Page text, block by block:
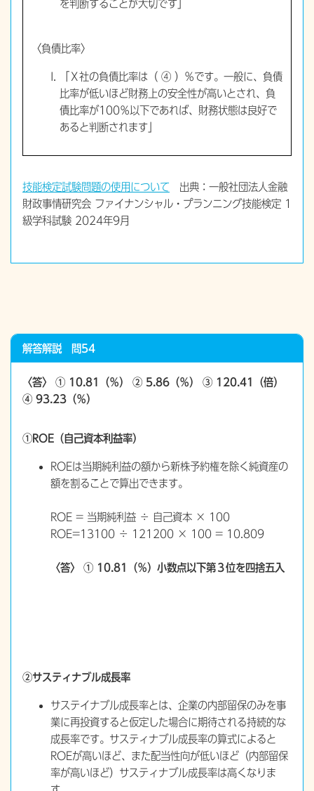
を判断することが大切です」
〈負債比率〉
「Ｘ社の負債比率は（ ④ ）％です。一般に、負債
比率が低いほど財務上の安全性が高いとされ、負
債比率が100％以下であれば、財務状態は良好で
あると判断されます」
技能検定試験問題の使用について 出典：一般社団法人金融
財政事情研究会 ファイナンシャル・プランニング技能検定 1
級学科試験 2024年9月
解答解説 問54
〈答〉 ① 10.81（％） ② 5.86（％） ③ 120.41（倍）
④ 93.23（％）
①ROE（自己資本利益率）
ROEは当期純利益の額から新株予約権を除く純資産の
額を割ることで算出できます。
ROE = 当期純利益 ÷ 自己資本 × 100
ROE=13100 ÷ 121200 × 100 = 10.809
〈答〉 ① 10.81（％）小数点以下第３位を四捨五入
②サスティナブル成長率
サステイナブル成長率とは、企業の内部留保のみを事
業に再投資すると仮定した場合に期待される持続的な
成長率です。サスティナブル成長率の算式によると
ROEが高いほど、また配当性向が低いほど（内部留保
率が高いほど）サスティナブル成長率は高くなりま